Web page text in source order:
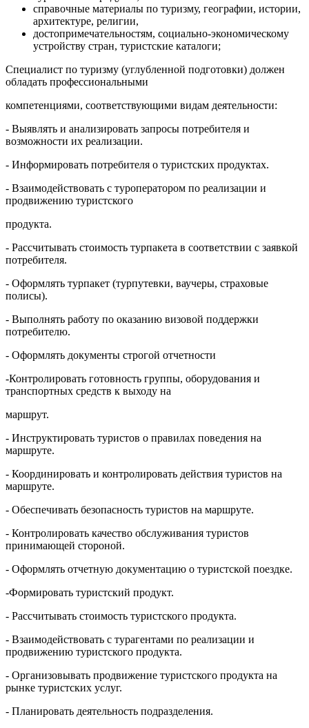
справочные материалы по туризму, географии, истории,
архитектуре, религии,
достопримечательностям, социально-экономическому
устройству стран, туристские каталоги;
Специалист по туризму (углубленной подготовки) должен
обладать профессиональными
компетенциями, соответствующими видам деятельности:
- Выявлять и анализировать запросы потребителя и
возможности их реализации.
- Информировать потребителя о туристских продуктах.
- Взаимодействовать с туроператором по реализации и
продвижению туристского
продукта.
- Рассчитывать стоимость турпакета в соответствии с заявкой
потребителя.
- Оформлять турпакет (турпутевки, ваучеры, страховые
полисы).
- Выполнять работу по оказанию визовой поддержки
потребителю.
- Оформлять документы строгой отчетности
-Контролировать готовность группы, оборудования и
транспортных средств к выходу на
маршрут.
- Инструктировать туристов о правилах поведения на
маршруте.
- Координировать и контролировать действия туристов на
маршруте.
- Обеспечивать безопасность туристов на маршруте.
- Контролировать качество обслуживания туристов
принимающей стороной.
- Оформлять отчетную документацию о туристской поездке.
-Формировать туристский продукт.
- Рассчитывать стоимость туристского продукта.
- Взаимодействовать с турагентами по реализации и
продвижению туристского продукта.
- Организовывать продвижение туристского продукта на
рынке туристских услуг.
- Планировать деятельность подразделения.